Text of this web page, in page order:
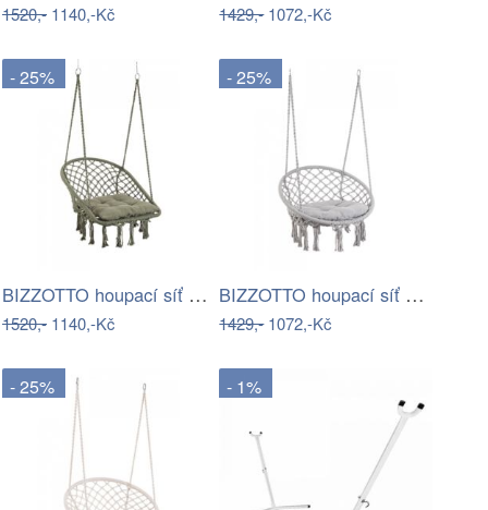
1520,- 1140,-Kč 1429,-1072,-Kč
- 25%
BIZZOTTO houpací síť JAVIER zelená…
1520,- 1140,-Kč
- 25%
BIZZOTTO houpací síť JAVIER šedá 80x130…
1429,-1072,-Kč
- 25% - 1%